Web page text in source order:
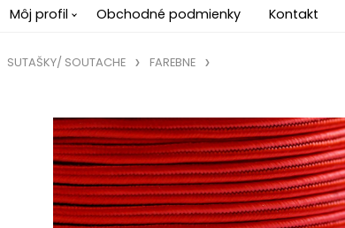
Môj profil Obchodné podmienky Kontakt
SUTAŠKY/ SOUTACHE FAREBNE